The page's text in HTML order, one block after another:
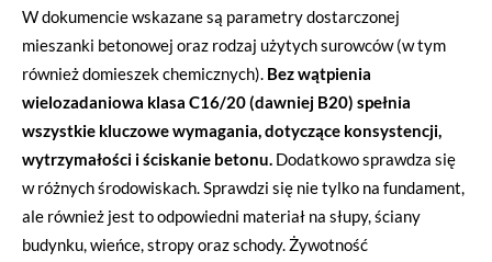
W dokumencie wskazane są parametry dostarczonej
mieszanki betonowej oraz rodzaj użytych surowców (w tym
również domieszek chemicznych). Bez wątpienia
wielozadaniowa klasa C16/20 (dawniej B20) spełnia
wszystkie kluczowe wymagania, dotyczące konsystencji,
wytrzymałości i ściskanie betonu. Dodatkowo sprawdza się
w różnych środowiskach. Sprawdzi się nie tylko na fundament,
ale również jest to odpowiedni materiał na słupy, ściany
budynku, wieńce, stropy oraz schody. Żywotność